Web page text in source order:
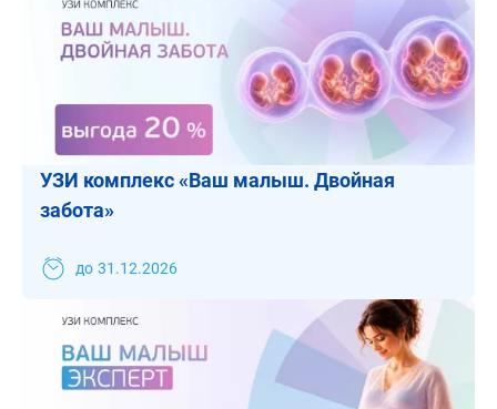
УЗИ комплекс «Ваш малыш. Двойная
забота»
до 31.12.2026